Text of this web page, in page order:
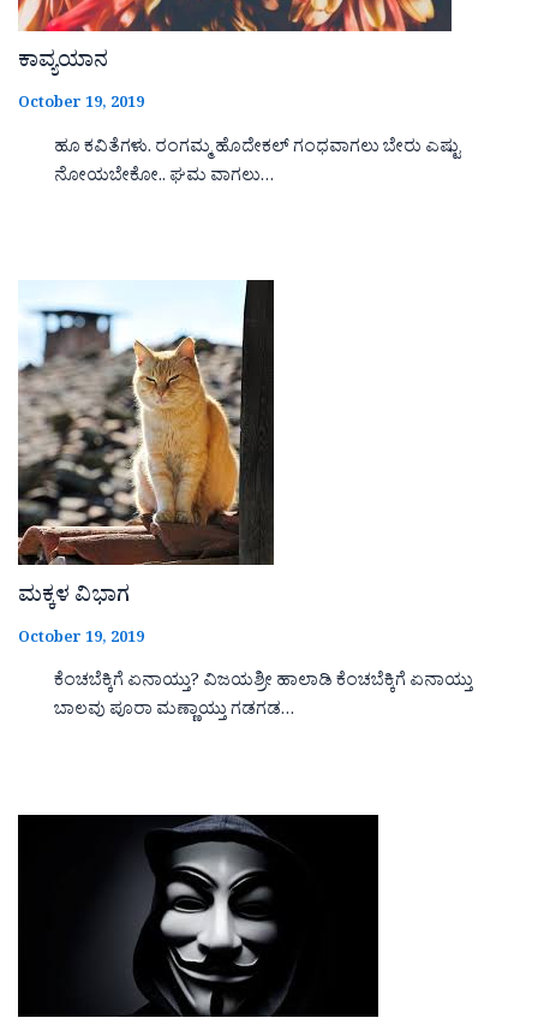
ಕಾವ್ಯಯಾನ
October 19, 2019
ಹೂ ಕವಿತೆಗಳು. ರಂಗಮ್ಮ ಹೊದೇಕಲ್ ಗಂಧವಾಗಲು ಬೇರು ಎಷ್ಟು
ನೋಯಬೇಕೋ.. ಘಮ ವಾಗಲು…
ಮಕ್ಕಳ ವಿಭಾಗ
October 19, 2019
ಕೆಂಚಬೆಕ್ಕಿಗೆ ಏನಾಯ್ತು? ವಿಜಯಶ್ರೀ ಹಾಲಾಡಿ ಕೆಂಚಬೆಕ್ಕಿಗೆ ಏನಾಯ್ತು
ಬಾಲವು ಪೂರಾ ಮಣ್ಣಾಯ್ತು ಗಡಗಡ…